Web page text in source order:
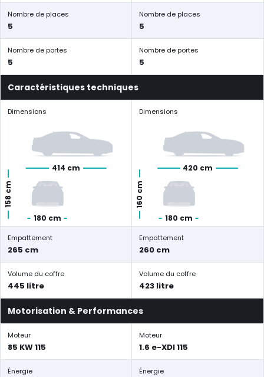
Nombre de places
5
Nombre de places
5
Nombre de portes
5
Nombre de portes
5
Caractéristiques techniques
Dimensions
414 cm
180 cm
158 cm
Dimensions
420 cm
180 cm
160 cm
Empattement
265 cm
Empattement
260 cm
Volume du coffre
445 litre
Volume du coffre
423 litre
Motorisation & Performances
Moteur
85 KW 115
Moteur
1.6 e-XDI 115
Énergie Énergie